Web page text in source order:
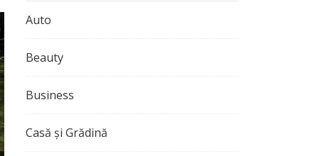
Auto
Beauty
Business
Casă și Grădină